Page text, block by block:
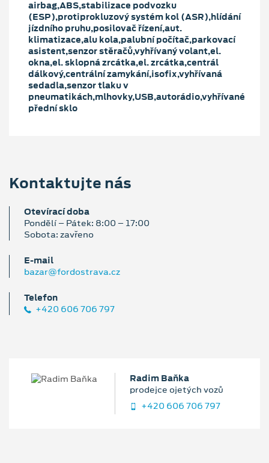
airbag,ABS,stabilizace podvozku
(ESP),protiprokluzový systém kol (ASR),hlídání
jízdního pruhu,posilovač řízení,aut.
klimatizace,alu kola,palubní počítač,parkovací
asistent,senzor stěračů,vyhřívaný volant,el.
okna,el. sklopná zrcátka,el. zrcátka,centrál
dálkový,centrální zamykání,isofix,vyhřívaná
sedadla,senzor tlaku v
pneumatikách,mlhovky,USB,autorádio,vyhřívané
přední sklo
Kontaktujte nás
Otevírací doba
Pondělí – Pátek: 8:00 – 17:00
Sobota: zavřeno
E‑mail
bazar@fordostrava.cz
Telefon
+420 606 706 797
Radim Baňka
prodejce ojetých vozů
+420 606 706 797